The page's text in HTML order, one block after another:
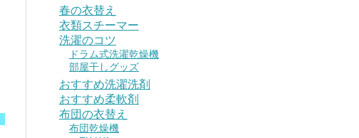
春の衣替え
衣類スチーマー
洗濯のコツ
ドラム式洗濯乾燥機
部屋干しグッズ
おすすめ洗濯洗剤
おすすめ柔軟剤
布団の衣替え
布団乾燥機